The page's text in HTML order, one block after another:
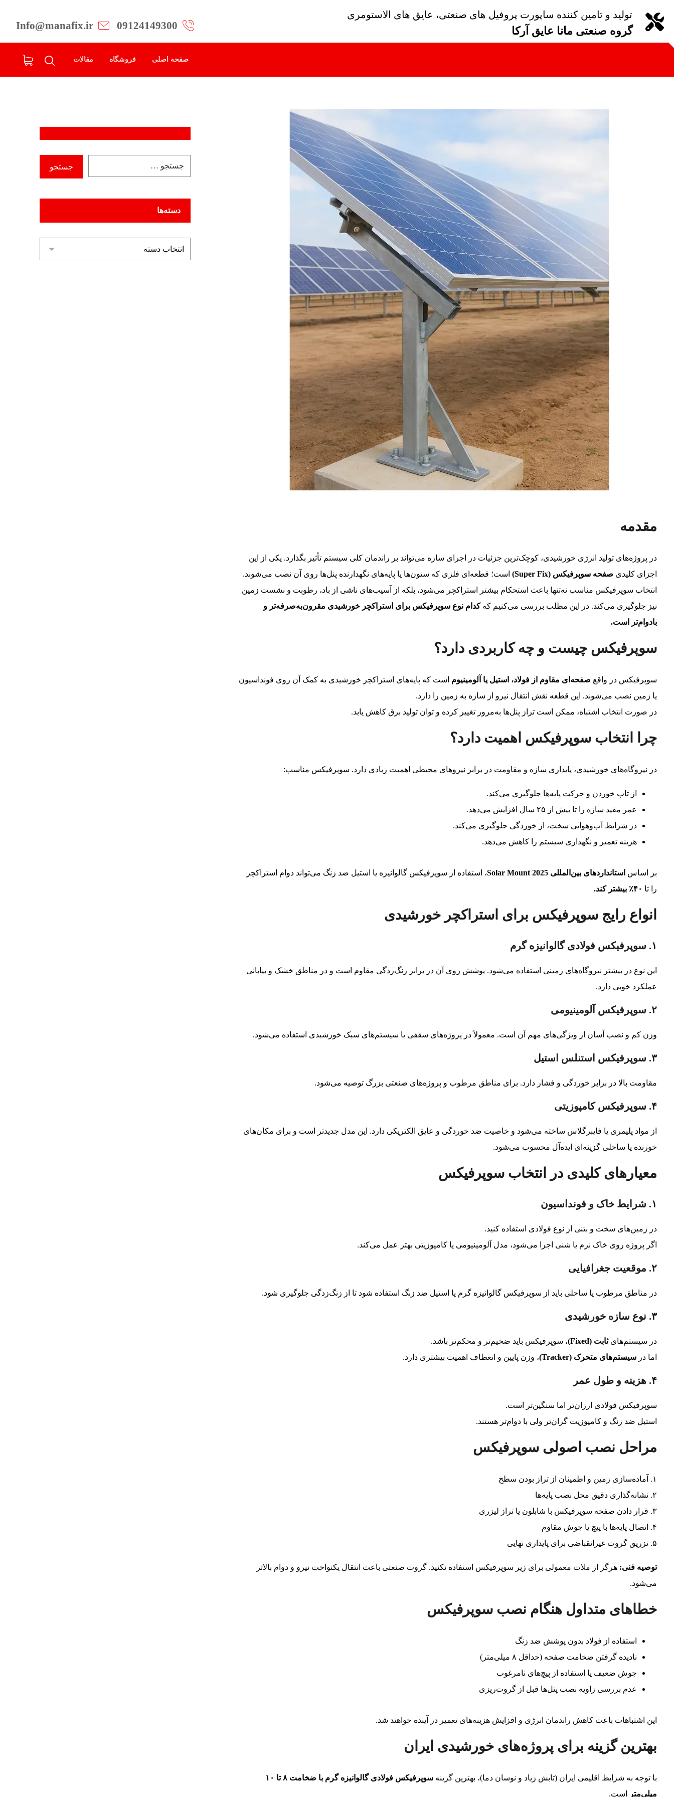
تولید و تامین کننده ساپورت پروفیل های صنعتی، عایق های الاستومری
گروه صنعتی مانا عایق آرکا Info@manafix.ir 09124149300
صفحه اصلی فروشگاه مقالات
مقدمه
در پروژه‌های تولید انرژی خورشیدی، کوچک‌ترین جزئیات در اجرای سازه می‌تواند بر راندمان کلی سیستم تأثیر بگذارد. یکی از این
اجزای کلیدی صفحه سوپرفیکس (Super Fix)
است؛ قطعه‌ای فلزی که ستون‌ها یا پایه‌های نگهدارنده پنل‌ها روی آن نصب می‌شوند.
انتخاب سوپرفیکس مناسب نه‌تنها باعث استحکام بیشتر استراکچر می‌شود، بلکه از آسیب‌های ناشی از باد، رطوبت و نشست زمین
نیز جلوگیری می‌کند. در این مطلب بررسی می‌کنیم کهکدام نوع سوپرفیکس برای استراکچر خورشیدی مقرون‌به‌صرفه‌تر و
بادوام‌تر است.
سوپرفیکس چیست و چه کاربردی دارد؟
سوپرفیکس در واقع صفحه‌ای مقاوم از فولاد، استیل یا آلومینیوم است که پایه‌های استراکچر خورشیدی به کمک آن روی فونداسیون
یا زمین نصب می‌شوند. این قطعه نقش انتقال نیرو از سازه به زمین را دارد.
در صورت انتخاب اشتباه، ممکن است تراز پنل‌ها به‌مرور تغییر کرده و توان تولید برق کاهش یابد.
چرا انتخاب سوپرفیکس اهمیت دارد؟
در نیروگاه‌های خورشیدی، پایداری سازه و مقاومت در برابر نیروهای محیطی اهمیت زیادی دارد. سوپرفیکس مناسب:
از تاب خوردن و حرکت پایه‌ها جلوگیری می‌کند.
عمر مفید سازه را تا بیش از ۲۵ سال افزایش می‌دهد.
در شرایط آب‌و‌هوایی سخت، از خوردگی جلوگیری می‌کند.
هزینه تعمیر و نگهداری سیستم را کاهش می‌دهد.
بر اساس استانداردهای بین‌المللی Solar Mount 2025
، استفاده از سوپرفیکس گالوانیزه یا استیل ضد زنگ می‌تواند دوام استراکچر
را تا ۴۰٪ بیشتر کند.
انواع رایج سوپرفیکس برای استراکچر خورشیدی
۱. سوپرفیکس فولادی گالوانیزه گرم
این نوع در بیشتر نیروگاه‌های زمینی استفاده می‌شود. پوشش روی آن در برابر زنگ‌زدگی مقاوم است و در مناطق خشک و بیابانی
عملکرد خوبی دارد.
۲. سوپرفیکس آلومینیومی
وزن کم و نصب آسان از ویژگی‌های مهم آن است. معمولاً در پروژه‌های سقفی یا سیستم‌های سبک خورشیدی استفاده می‌شود.
۳. سوپرفیکس استنلس استیل
مقاومت بالا در برابر خوردگی و فشار دارد. برای مناطق مرطوب و پروژه‌های صنعتی بزرگ توصیه می‌شود.
۴. سوپرفیکس کامپوزیتی
از مواد پلیمری یا فایبرگلاس ساخته می‌شود و خاصیت ضد خوردگی و عایق الکتریکی دارد. این مدل جدیدتر است و برای مکان‌های
خورنده یا ساحلی گزینه‌ای ایده‌آل محسوب می‌شود.
معیارهای کلیدی در انتخاب سوپرفیکس
۱. شرایط خاک و فونداسیون
در زمین‌های سخت و بتنی از نوع فولادی استفاده کنید.
اگر پروژه روی خاک نرم یا شنی اجرا می‌شود، مدل آلومینیومی یا کامپوزیتی بهتر عمل می‌کند.
۲. موقعیت جغرافیایی
در مناطق مرطوب یا ساحلی باید از سوپرفیکس گالوانیزه گرم یا استیل ضد زنگ استفاده شود تا از زنگ‌زدگی جلوگیری شود.
۳. نوع سازه خورشیدی
در سیستم‌هایثابت (Fixed)
، سوپرفیکس باید ضخیم‌تر و محکم‌تر باشد.
اما در سیستم‌های متحرک (Tracker) ، وزن پایین و انعطاف اهمیت بیشتری دارد.
۴. هزینه و طول عمر
سوپرفیکس فولادی ارزان‌تر اما سنگین‌تر است.
استیل ضد زنگ و کامپوزیت گران‌تر ولی با دوام‌تر هستند.
مراحل نصب اصولی سوپرفیکس
۱. آماده‌سازی زمین و اطمینان از تراز بودن سطح
۲. نشانه‌گذاری دقیق محل نصب پایه‌ها
۳. قرار دادن صفحه سوپرفیکس با شابلون یا تراز لیزری
۴. اتصال پایه‌ها با پیچ یا جوش مقاوم
۵. تزریق گروت غیرانقباضی برای پایداری نهایی
توصیه فنی: هرگز از ملات معمولی برای زیر سوپرفیکس استفاده نکنید. گروت صنعتی باعث انتقال یکنواخت نیرو و دوام بالاتر
می‌شود.
خطاهای متداول هنگام نصب سوپرفیکس
استفاده از فولاد بدون پوشش ضد زنگ
نادیده گرفتن ضخامت صفحه (حداقل ۸ میلی‌متر)
جوش ضعیف یا استفاده از پیچ‌های نامرغوب
عدم بررسی زاویه نصب پنل‌ها قبل از گروت‌ریزی
این اشتباهات باعث کاهش راندمان انرژی و افزایش هزینه‌های تعمیر در آینده خواهند شد.
بهترین گزینه برای پروژه‌های خورشیدی ایران
با توجه به شرایط اقلیمی ایران (تابش زیاد و نوسان دما)، بهترین گزینه
سوپرفیکس فولادی گالوانیزه گرم با ضخامت ۸ تا ۱۰
میلی‌متر
است.
دسته‌ها